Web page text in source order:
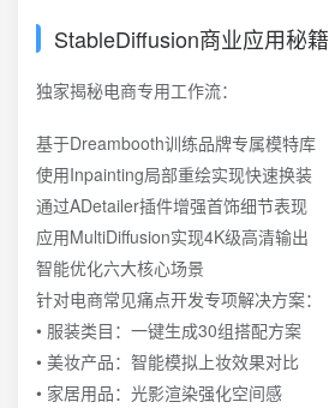
StableDiffusion商业应用秘籍
独家揭秘电商专用工作流：
基于Dreambooth训练品牌专属模特库
使用Inpainting局部重绘实现快速换装
通过ADetailer插件增强首饰细节表现
应用MultiDiffusion实现4K级高清输出
智能优化六大核心场景
针对电商常见痛点开发专项解决方案：
• 服装类目：一键生成30组搭配方案
• 美妆产品：智能模拟上妆效果对比
• 家居用品：光影渲染强化空间感